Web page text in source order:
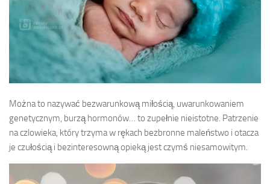
Można to nazywać bezwarunkową miłością, uwarunkowaniem
genetycznym, burzą hormonów… to zupełnie nieistotne. Patrzenie
na czlowieka, który trzyma w rękach bezbronne maleństwo i otacza
je czułością i bezinteresowną opieką jest czymś niesamowitym.